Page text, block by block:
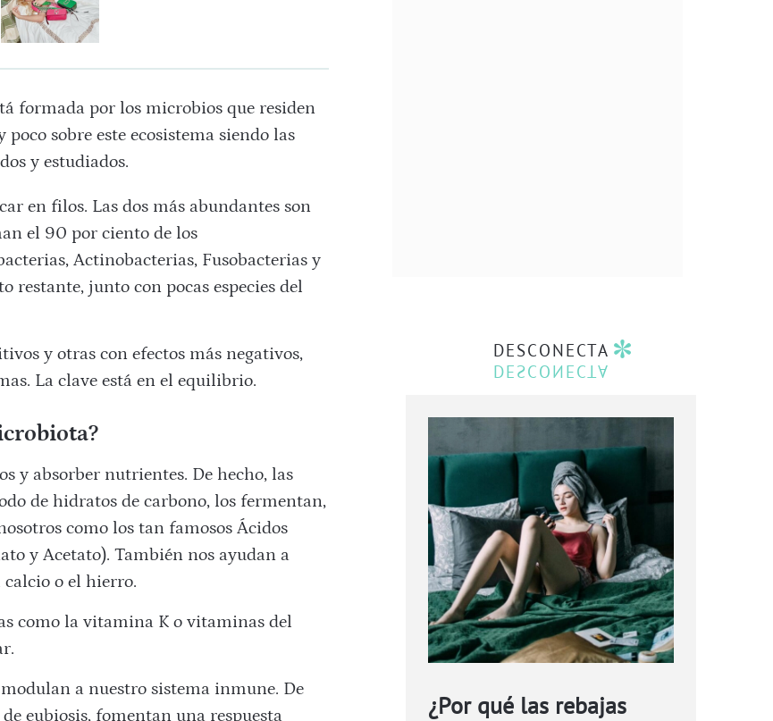
formada por los microbios que residen
sobre este ecosistema siendo las
y estudiados.
en filos. Las dos más abundantes son
el 90 por ciento de los
Actinobacterias, Fusobacterias y
junto con pocas especies del
y otras con efectos más negativos,
La clave está en el equilibrio.
y absorber nutrientes. De hecho, las
de hidratos de carbono, los fermentan,
como los tan famosos Ácidos
y Acetato). También nos ayudan a
o el hierro.
como la vitamina K o vitaminas del
a nuestro sistema inmune. De
eubiosis, fomentan una respuesta
DESCONECTA
¿Por qué las rebajas